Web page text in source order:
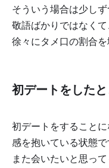
そういう場合は少しず
敬語ばかりではなく
徐々にタメ口の割合を
初デートをしたと
初デートをすること
感を抱いている状態で
また会いたいと思っ